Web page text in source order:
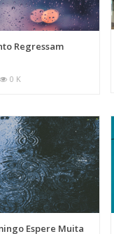
Regressam
0 K
Espere Muita